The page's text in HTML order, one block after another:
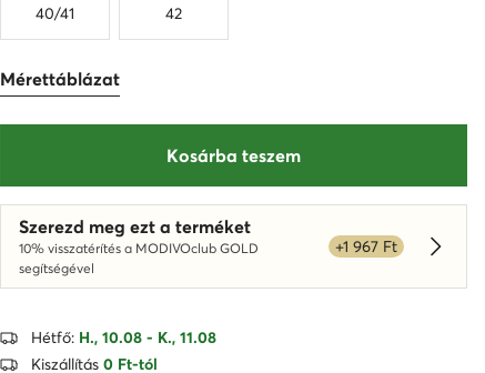
40/41 42
Mérettáblázat
Kosárba teszem
Szerezd meg ezt a terméket
10% visszatérítés a MODIVOclub GOLD
segítségével
+1 967 Ft
Hétfő: H., 10.08 - K., 11.08
Kiszállítás 0 Ft-tól